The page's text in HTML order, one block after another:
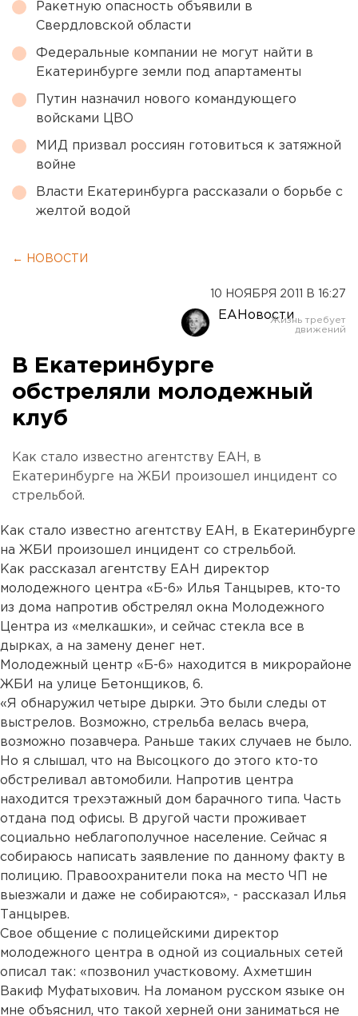
Ракетную опасность объявили в
Свердловской области
Федеральные компании не могут найти в
Екатеринбурге земли под апартаменты
Путин назначил нового командующего
войсками ЦВО
МИД призвал россиян готовиться к затяжной
войне
Власти Екатеринбурга рассказали о борьбе с
желтой водой
← НОВОСТИ
10 НОЯБРЯ 2011 В 16:27
ЕАНовости
В Екатеринбурге
обстреляли молодежный
клуб
Как стало известно агентству ЕАН, в
Екатеринбурге на ЖБИ произошел инцидент со
стрельбой.
Как стало известно агентству ЕАН, в Екатеринбурге
на ЖБИ произошел инцидент со стрельбой.
Как рассказал агентству ЕАН директор
молодежного центра «Б-6» Илья Танцырев, кто-то
из дома напротив обстрелял окна Молодежного
Центра из «мелкашки», и сейчас стекла все в
дырках, а на замену денег нет.
Молодежный центр «Б-6» находится в микрорайоне
ЖБИ на улице Бетонщиков, 6.
«Я обнаружил четыре дырки. Это были следы от
выстрелов. Возможно, стрельба велась вчера,
возможно позавчера. Раньше таких случаев не было.
Но я слышал, что на Высоцкого до этого кто-то
обстреливал автомобили. Напротив центра
находится трехэтажный дом барачного типа. Часть
отдана под офисы. В другой части проживает
социально неблагополучное население. Сейчас я
собираюсь написать заявление по данному факту в
полицию. Правоохранители пока на место ЧП не
выезжали и даже не собираются», - рассказал Илья
Танцырев.
Свое общение с полицейскими директор
молодежного центра в одной из социальных сетей
описал так: «позвонил участковому. Ахметшин
Вакиф Муфатыхович. На ломаном русском языке он
мне объяснил, что такой херней они заниматься не